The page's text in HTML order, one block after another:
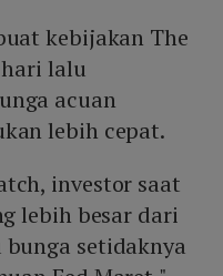
kebijakan The
lalu
acuan
lebih cepat.
investor saat
lebih besar dari
setidaknya